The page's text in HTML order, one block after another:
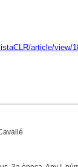
article/view/